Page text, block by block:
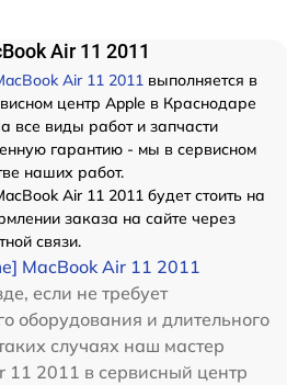
Air 11 2011
Air 11 2011 выполняется в
центр Apple в Краснодаре
все виды работ и запчасти
гарантию - мы в сервисном
наших работ.
Air 11 2011 будет стоить на
заказа на сайте через
связи.
MacBook Air 11 2011
если не требует
оборудования и длительного
случаях наш мастер
11 2011 в сервисный центр